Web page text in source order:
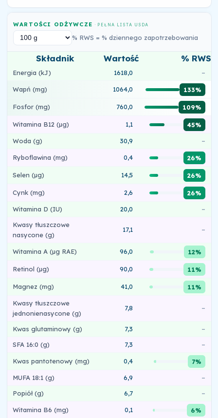
WARTOŚCI ODŻYWCZE· PEŁNA LISTA USDA
% RWS = % dziennego zapotrzebowania
Składnik Wartość % RWS
Energia (kJ) 1618,0 –
Wapń (mg) 1064,0 133%
Fosfor (mg) 760,0 109%
Witamina B12 (µg) 1,1 45%
Woda (g) 30,9 –
Ryboflawina (mg) 0,4 26%
Selen (µg) 14,5 26%
Cynk (mg) 2,6 26%
Witamina D (IU) 20,0
–
Kwasy tłuszczowe
nasycone (g)
17,1 –
Witamina A (µg RAE) 96,0 12%
Retinol (µg) 90,0 11%
Magnez (mg) 41,0 11%
Kwasy tłuszczowe
jednonienasycone (g)
7,8 –
Kwas glutaminowy (g) 7,3
–
SFA 16:0 (g)
7,3 –
Kwas pantotenowy (mg) 0,4 7%
MUFA 18:1 (g) 6,9
–
Popiół (g)
6,7 –
Witamina B6 (mg) 0,1 6%